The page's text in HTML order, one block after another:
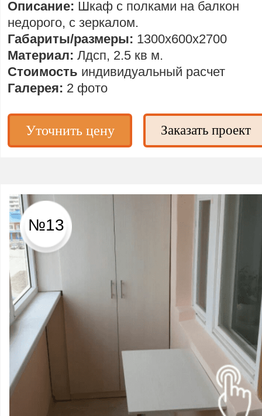
Описание: Шкаф с полками на балкон
недорого, с зеркалом.
Габариты/размеры: 1300х600х2700
Материал: Лдсп, 2.5 кв м.
Стоимость индивидуальный расчет
Галерея: 2 фото
Заказать проект
Уточнить цену
№13